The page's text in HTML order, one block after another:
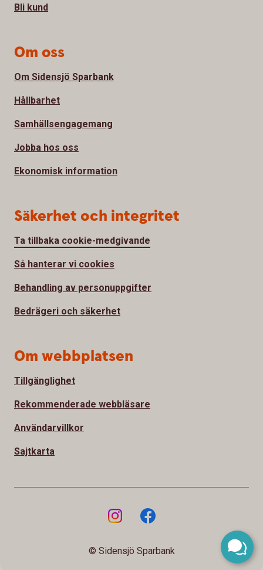
Bli kund
Om oss
Om Sidensjö Sparbank
Hållbarhet
Samhällsengagemang
Jobba hos oss
Ekonomisk information
Säkerhet och integritet
Ta tillbaka cookie-medgivande
Så hanterar vi cookies
Behandling av personuppgifter
Bedrägeri och säkerhet
Om webbplatsen
Tillgänglighet
Rekommenderade webbläsare
Användarvillkor
Sajtkarta
© Sidensjö Sparbank